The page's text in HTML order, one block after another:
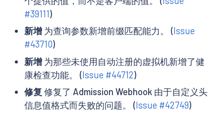
#39111)
新增为查询参数新增前缀匹配能力。 (Issue
#43710)
新增为那些未使用自动注册的虚拟机新增了健
康检查功能。 (Issue #44712)
修复 修复了 Admission Webhook 由于自定义头
信息值格式而失败的问题。 (Issue #42749)